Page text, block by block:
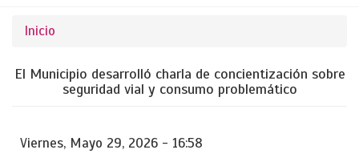
BÚSQUEDA
Se
encuentra
usted
Inicio
El Municipio desarrolló charla de concientización sobre
seguridad vial y consumo problemático
Viernes, Mayo 29, 2026 - 16:58